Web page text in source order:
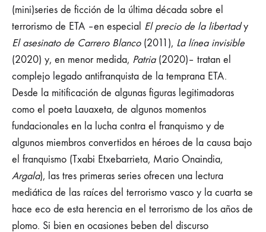
(mini)series de ficción de la última década sobre el
terrorismo de ETA –en especial El precio de la libertady
El asesinato de Carrero Blanco(2011), La línea invisible
(2020) y, en menor medida, Patria(2020)– tratan el
complejo legado antifranquista de la temprana ETA.
Desde la mitificación de algunas figuras legitimadoras
como el poeta Lauaxeta, de algunos momentos
fundacionales en la lucha contra el franquismo y de
algunos miembros convertidos en héroes de la causa bajo
el franquismo (Txabi Etxebarrieta, Mario Onaindia,
Argala), las tres primeras series ofrecen una lectura
mediática de las raíces del terrorismo vasco y la cuarta se
hace eco de esta herencia en el terrorismo de los años de
plomo. Si bien en ocasiones beben del discurso